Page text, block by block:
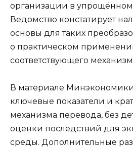
организации в
Ведомство констатирует
основы для таких
о практическом
соответствующего
В материале
ключевые показатели и
механизма перевода, без
оценки последствий для
среды. Дополнительные